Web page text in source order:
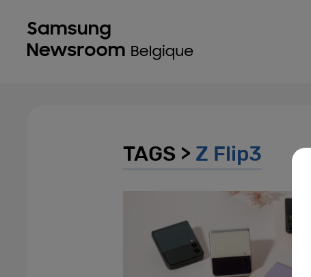
TAGS > Z Flip3